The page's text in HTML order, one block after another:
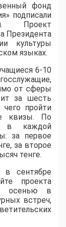
фонд
подписали
Проект
Президента
культуры
языках.
6-10
от сферы
за шесть
пройти
квизы. По
в каждой
за первое
за второе
тенге.
в сентябре
проекта
осенью в
встреч,